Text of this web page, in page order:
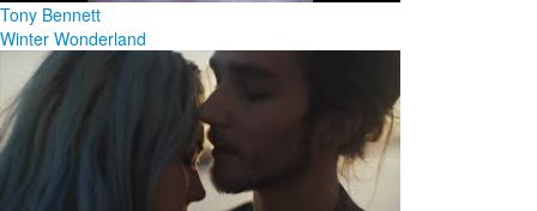
Tony Bennett
Winter Wonderland